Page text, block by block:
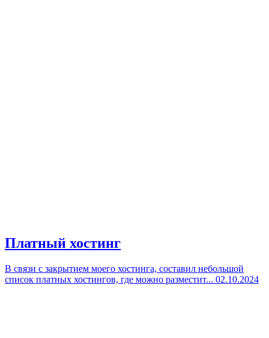
Платный хостинг
В связи с закрытием моего хостинга, составил небольшой
список платных хостингов, где можно разместит... 02.10.2024